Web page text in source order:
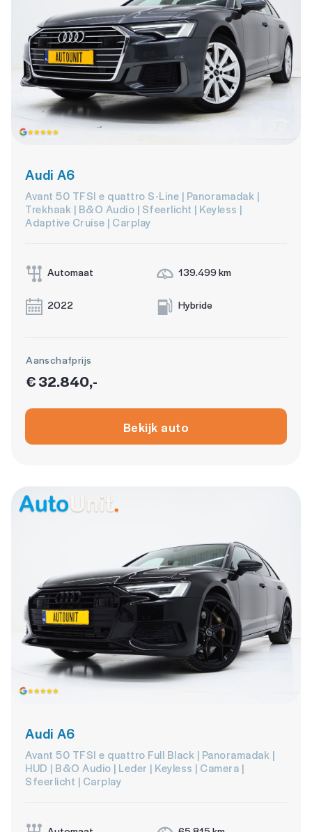
Audi A6
Avant 50 TFSI e quattro S-Line | Panoramadak |
Trekhaak | B&O Audio | Sfeerlicht | Keyless |
Adaptive Cruise | Carplay
Automaat 139.499 km
2022 Hybride
Aanschafprijs
€ 32.840,-
Bekijk auto
Audi A6
Avant 50 TFSI e quattro Full Black | Panoramadak |
HUD | B&O Audio | Leder | Keyless | Camera |
Sfeerlicht | Carplay